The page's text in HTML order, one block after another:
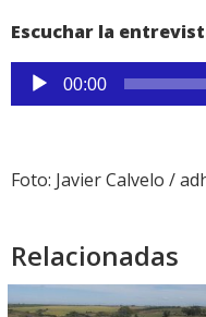
Escuchar la
Reproductor
de
00:00
Foto: Javier Calvelo /
Relacionadas